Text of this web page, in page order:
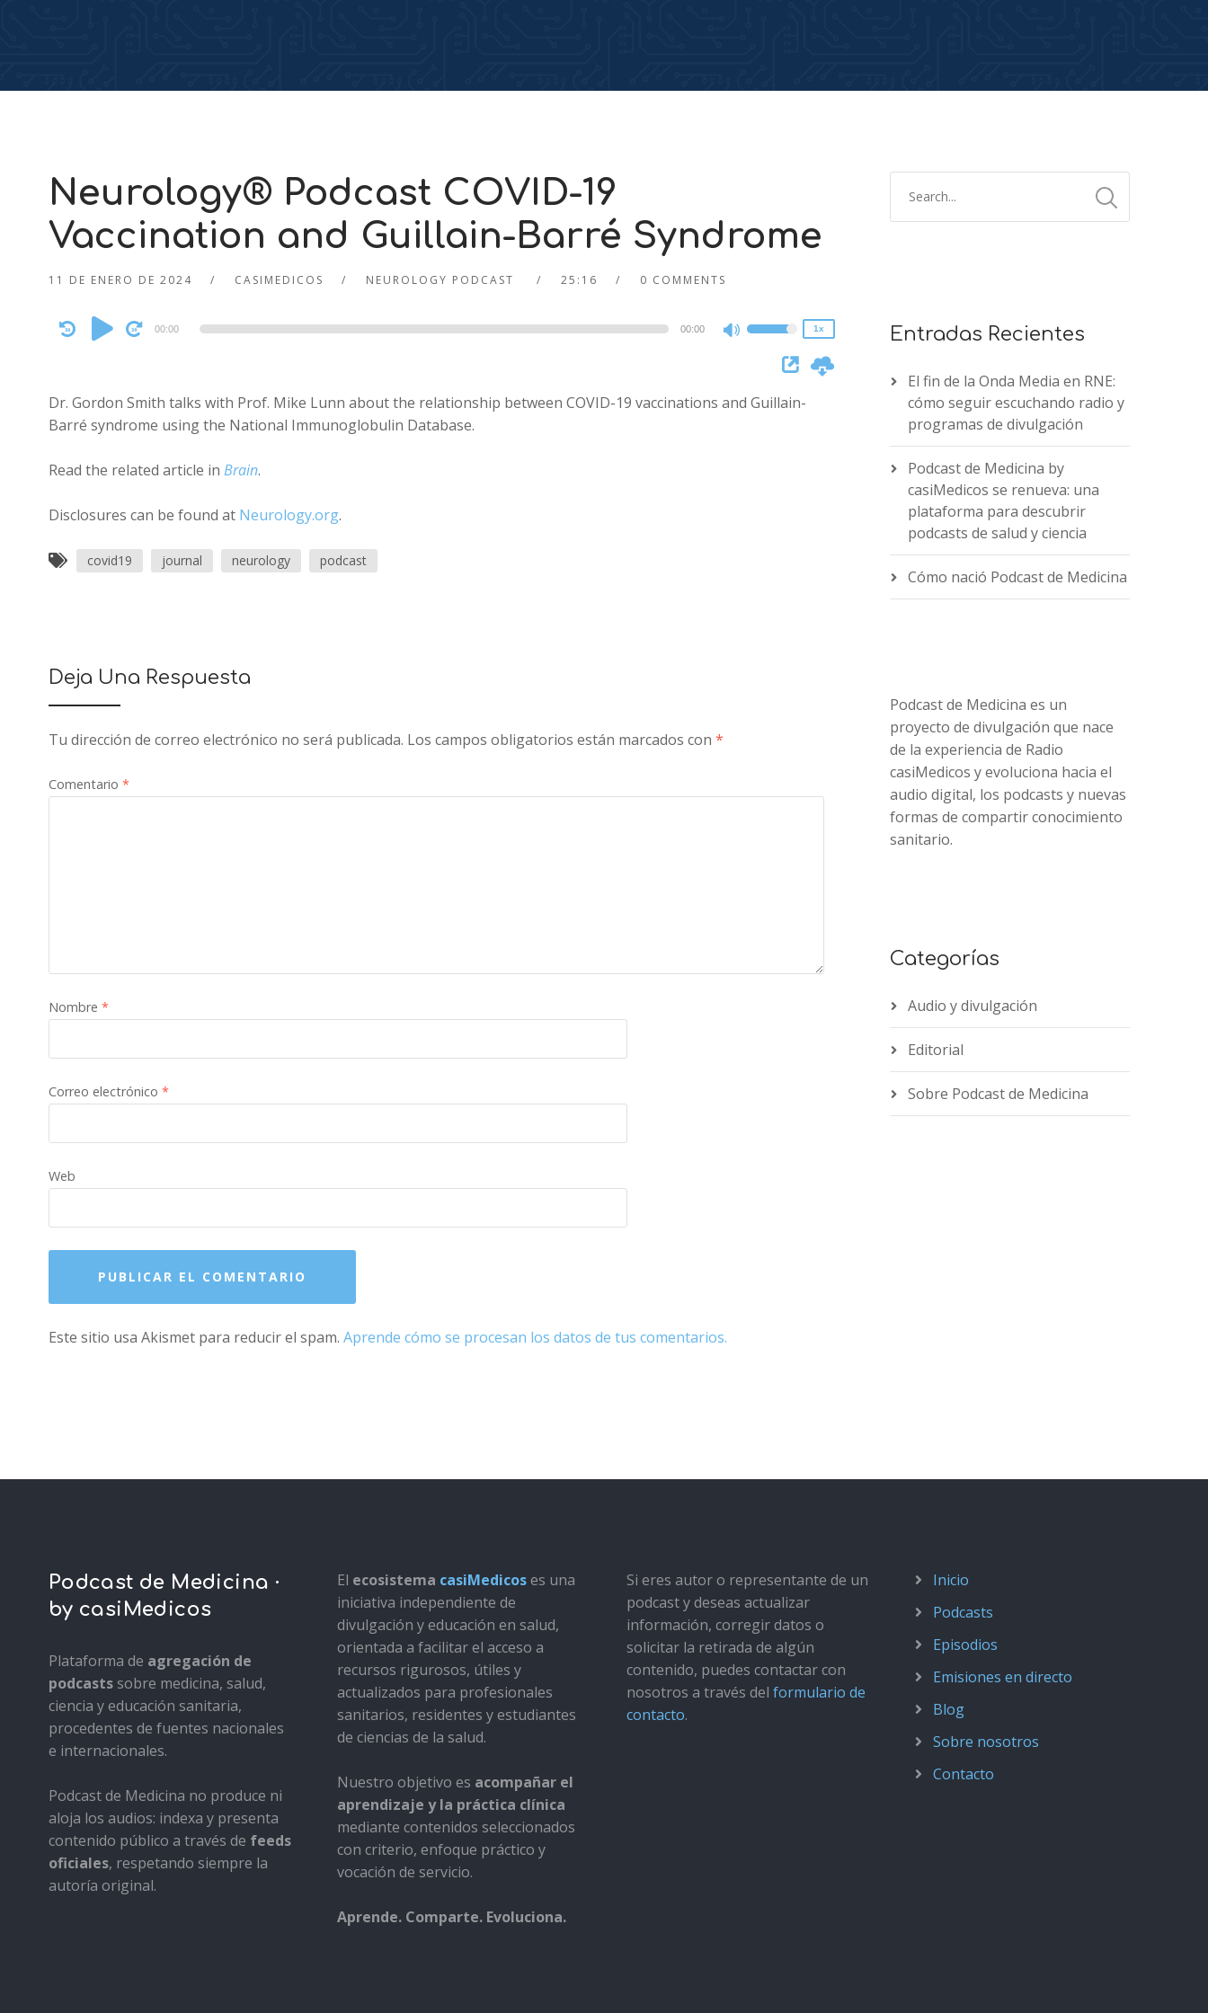
Neurology® Podcast COVID-19
Vaccination and Guillain-Barré Syndrome
11 DE ENERO DE 2024 CASIMEDICOS NEUROLOGY PODCAST 25:16 0 COMMENTS
Audio
Player
00:00 00:00
Use
Up/Down
keys
1x
1.5x
Dr. Gordon Smith talks with Prof. Mike Lunn about the relationship between COVID-19 vaccinations and Guillain-
Barré syndrome using the National Immunoglobulin Database.
Read the related article in Brain.
Disclosures can be found at Neurology.org.
covid19 journal neurology podcast
Deja Una Respuesta
Tu dirección de correo electrónico no será publicada. Los campos obligatorios están marcados con *
Comentario *
Nombre *
Correo electrónico *
Web
Este sitio usa Akismet para reducir el spam. Aprende cómo se procesan los datos de tus comentarios.
Entradas Recientes
El fin de la Onda Media en RNE:
cómo seguir escuchando radio y
programas de divulgación
Podcast de Medicina by
casiMedicos se renueva: una
plataforma para descubrir
podcasts de salud y ciencia
Cómo nació Podcast de Medicina
Podcast de Medicina es un
proyecto de divulgación que nace
de la experiencia de Radio
casiMedicos y evoluciona hacia el
audio digital, los podcasts y nuevas
formas de compartir conocimiento
sanitario.
Categorías
Audio y divulgación
Editorial
Sobre Podcast de Medicina
Podcast de Medicina ·
by casiMedicos
Plataforma de agregación de
podcastssobre medicina, salud,
ciencia y educación sanitaria,
procedentes de fuentes nacionales
e internacionales.
Podcast de Medicina no produce ni
aloja los audios: indexa y presenta
contenido público a través de feeds
oficiales, respetando siempre la
autoría original.
El ecosistema casiMedicoses una
iniciativa independiente de
divulgación y educación en salud,
orientada a facilitar el acceso a
recursos rigurosos, útiles y
actualizados para profesionales
sanitarios, residentes y estudiantes
de ciencias de la salud.
Nuestro objetivo es acompañar el
aprendizaje y la práctica clínica
mediante contenidos seleccionados
con criterio, enfoque práctico y
vocación de servicio.
Aprende. Comparte. Evoluciona.
Si eres autor o representante de un
podcast y deseas actualizar
información, corregir datos o
solicitar la retirada de algún
contenido, puedes contactar con
nosotros a través del formulario de
contacto.
Inicio
Podcasts
Episodios
Emisiones en directo
Blog
Sobre nosotros
Contacto